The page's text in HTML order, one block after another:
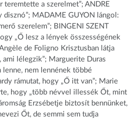
teremtette a szerelmet”; ANDRE
disznó”; MADAME GUYON lángol:
szerelem”; BINGENI SZENT
„Ő lesz a lények összességének
de Foligno Krisztusban látja
lélegzik”; Marguerite Duras
lenne, nem lennének többé
rámutat, hogy „Ő itt van”; Marie
hogy „több névvel illessék Őt, mint
Erzsébetje biztosít bennünket,
Őt, de semmi sem tudja